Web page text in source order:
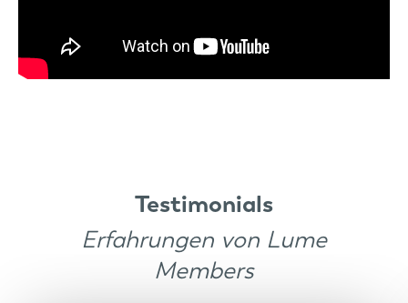
Testimonials
Erfahrungen von Lume
Members